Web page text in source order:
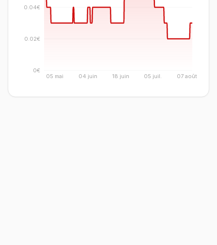
05 mai 04 juin 18 juin 05 juil. 07 août
0€
0.02€
0.04€